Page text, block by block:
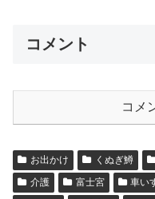
e
o
o
k
er
コメント
コメ
お出かけ くぬぎ鱒
介護
富士宮 車い